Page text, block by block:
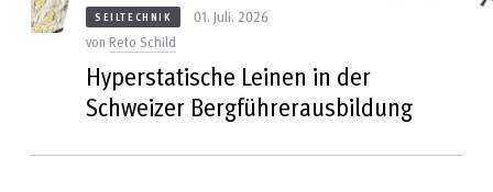
SEILTECHNIK
01. Juli. 2026
von Reto Schild
Hyperstatische Leinen in der
Schweizer Bergführerausbildung